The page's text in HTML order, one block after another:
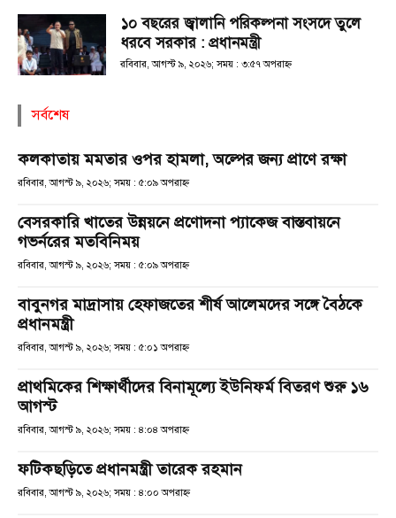
১০ বছরের জ্বালানি পরিকল্পনা সংসদে তুলে
ধরবে সরকার : প্রধানমন্ত্রী
রবিবার, আগস্ট ৯, ২০২৬; সময় : ৩:৫৭ অপরাহ্ণ
সর্বশেষ
কলকাতায় মমতার ওপর হামলা, অল্পের জন্য প্রাণে রক্ষা
রবিবার, আগস্ট ৯, ২০২৬; সময় : ৫:০৯ অপরাহ্ণ
বেসরকারি খাতের উন্নয়নে প্রণোদনা প্যাকেজ বাস্তবায়নে
গভর্নরের মতবিনিময়
রবিবার, আগস্ট ৯, ২০২৬; সময় : ৫:০৯ অপরাহ্ণ
বাবুনগর মাদ্রাসায় হেফাজতের শীর্ষ আলেমদের সঙ্গে বৈঠকে
প্রধানমন্ত্রী
রবিবার, আগস্ট ৯, ২০২৬; সময় : ৫:০১ অপরাহ্ণ
প্রাথমিকের শিক্ষার্থীদের বিনামূল্যে ইউনিফর্ম বিতরণ শুরু ১৬
আগস্ট
রবিবার, আগস্ট ৯, ২০২৬; সময় : ৪:০৪ অপরাহ্ণ
ফটিকছড়িতে প্রধানমন্ত্রী তারেক রহমান
রবিবার, আগস্ট ৯, ২০২৬; সময় : ৪:০০ অপরাহ্ণ